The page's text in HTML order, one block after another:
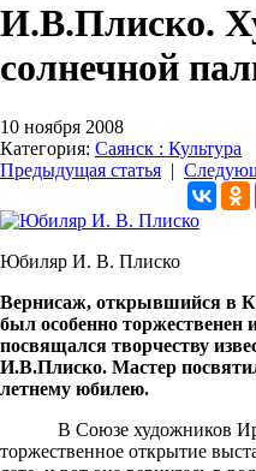
И.В.Плиско.
солнечной
10 ноября 2008
Категория: Саянск : Культура
Предыдущая статья |
Юбиляр И. В. Плиско
Вернисаж, открывшийся в
был особенно торжественен
посвящался творчеству
И.В.Плиско. Мастер
летнему юбилею.
В Союзе художников
торжественное открытие